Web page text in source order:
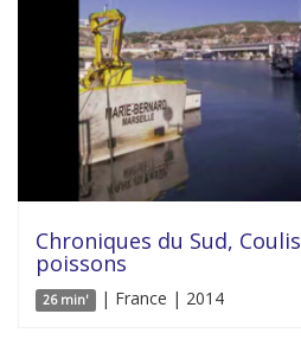
Chroniques du Sud,
poissons
26 min' | France | 2014